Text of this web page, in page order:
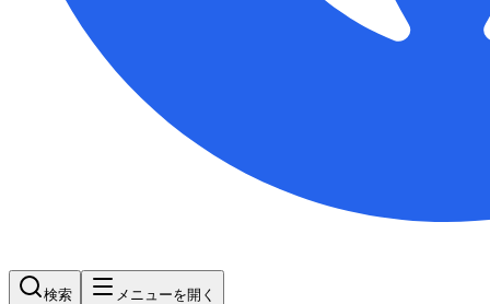
検索 メニューを開く